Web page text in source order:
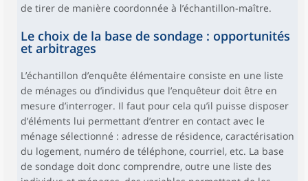
de tirer de manière coordonnée à l’échantillon-maître.
Le choix de la base de sondage : opportunités
et arbitrages
L’échantillon d’enquête élémentaire consiste en une liste
de ménages ou d’individus que l’enquêteur doit être en
mesure d’interroger. Il faut pour cela qu’il puisse disposer
d’éléments lui permettant d’entrer en contact avec le
ménage sélectionné : adresse de résidence, caractérisation
du logement, numéro de téléphone, courriel, etc. La base
de sondage doit donc comprendre, outre une liste des